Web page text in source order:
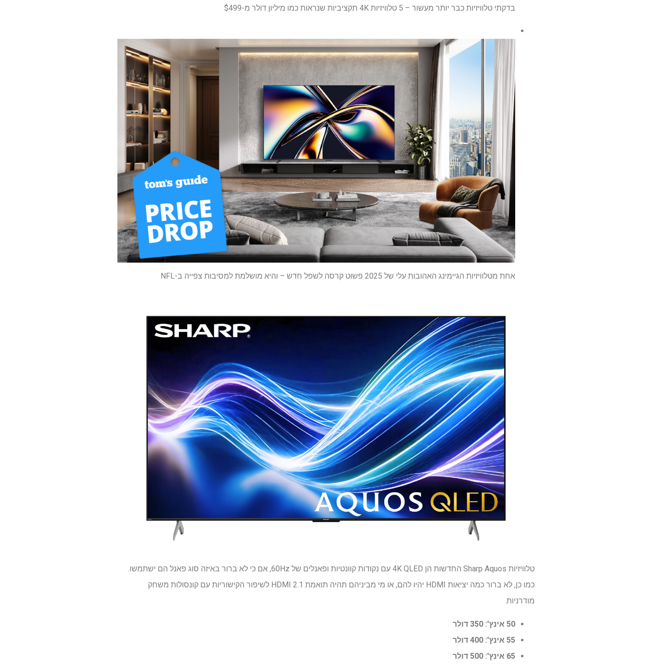
בדקתי טלוויזיות כבר יותר מעשור – 5 טלוויזיות 4K תקציביות שנראות כמו מיליון דולר מ-$499
אחת מטלוויזיות הגיימינג האהובות עלי של 2025 פשוט קרסה לשפל חדש – והיא מושלמת למסיבות צפייה ב-NFL
טלוויזיות Sharp Aquos החדשות הן 4K QLED עם נקודות קוונטיות ופאנלים של 60Hz, אם כי לא ברור באיזה סוג פאנל הם ישתמשו.
כמו כן, לא ברור כמה יציאות HDMI יהיו להם, או מי מביניהם תהיה תואמת HDMI 2.1 לשיפור הקישוריות עם קונסולות משחק
מודרניות.
50 אינץ': 350 דולר
55 אינץ': 400 דולר
65 אינץ': 500 דולר